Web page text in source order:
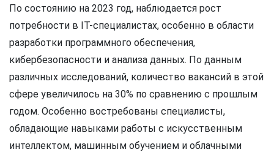
По состоянию на 2023 год, наблюдается рост
потребности в IT-специалистах, особенно в области
разработки программного обеспечения,
кибербезопасности и анализа данных. По данным
различных исследований, количество вакансий в этой
сфере увеличилось на 30% по сравнению с прошлым
годом. Особенно востребованы специалисты,
обладающие навыками работы с искусственным
интеллектом, машинным обучением и облачными